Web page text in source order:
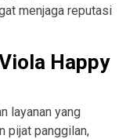
menjaga reputasi
Happy
layanan yang
pijat panggilan,